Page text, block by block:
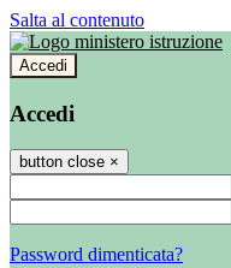
Salta al contenuto
Accedi
Accedi
button close ×
Password dimenticata?